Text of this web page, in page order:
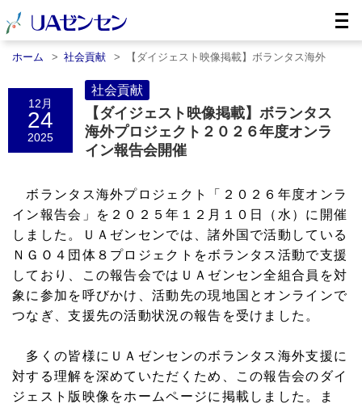
ホーム 社会貢献
【ダイジェスト映像掲載】ボランタス海外
12月
24
2025
社会貢献
【ダイジェスト映像掲載】ボランタス
海外プロジェクト２０２６年度オンラ
イン報告会開催
ボランタス海外プロジェクト「２０２６年度オンラ
イン報告会」を２０２５年１２月１０日（水）に開催
しました。ＵＡゼンセンでは、諸外国で活動している
ＮＧＯ４団体８プロジェクトをボランタス活動で支援
しており、この報告会ではＵＡゼンセン全組合員を対
象に参加を呼びかけ、活動先の現地国とオンラインで
つなぎ、支援先の活動状況の報告を受けました。
多くの皆様にＵＡゼンセンのボランタス海外支援に
対する理解を深めていただくため、この報告会のダイ
ジェスト版映像をホームページに掲載しました。ま